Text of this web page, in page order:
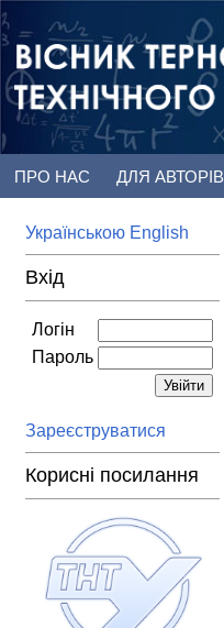
ПРО НАС ДЛЯ АВТОРІВ
Українською English
Вхід
Логін
Пароль
Зареєструватися
Корисні посилання